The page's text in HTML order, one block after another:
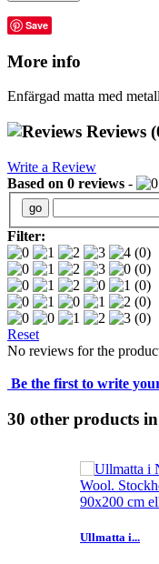
Save
More info
Enfärgad matta med
Reviews
Write a Review
Based on 0 reviews -
Filter:
(0)
(0)
(0)
(0)
(0)
Reset
No reviews for the
Be the first to write
30 other products
Ullmatta i...